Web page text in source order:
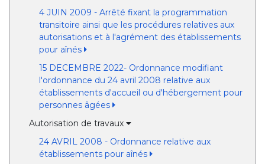
4 JUIN 2009 - Arrêté fixant la programmation
transitoire ainsi que les procédures relatives aux
autorisations et à l'agrément des établissements
pour aînés
15 DECEMBRE 2022- Ordonnance modifiant
l'ordonnance du 24 avril 2008 relative aux
établissements d'accueil ou d'hébergement pour
personnes âgées
Autorisation de travaux
24 AVRIL 2008 - Ordonnance relative aux
établissements pour aînés